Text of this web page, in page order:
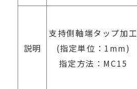
説明
支持側軸端タップ加工
(指定単位：1mm)
指定方法：MC15